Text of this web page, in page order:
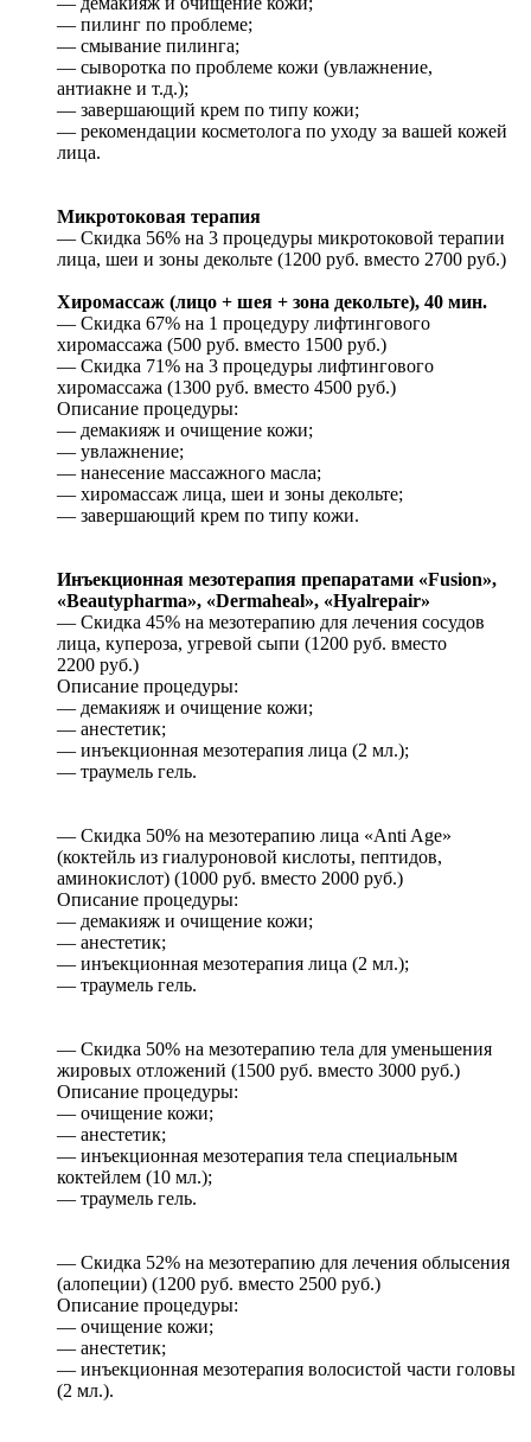
— пилинг по проблеме;
— смывание пилинга;
— сыворотка по проблеме кожи (увлажнение,
антиакне и т.д.);
— завершающий крем по типу кожи;
— рекомендации косметолога по уходу за вашей кожей
лица.
Микротоковая терапия
— Скидка 56% на 3 процедуры микротоковой терапии
лица, шеи и зоны декольте (1200 руб. вместо 2700 руб.)
Хиромассаж (лицо + шея + зона декольте), 40 мин.
— Скидка 67% на 1 процедуру лифтингового
хиромассажа (500 руб. вместо 1500 руб.)
— Скидка 71% на 3 процедуры лифтингового
хиромассажа (1300 руб. вместо 4500 руб.)
Описание процедуры:
— демакияж и очищение кожи;
— увлажнение;
— нанесение массажного масла;
— хиромассаж лица, шеи и зоны декольте;
— завершающий крем по типу кожи.
Инъекционная мезотерапия препаратами «Fusion»,
«Beautypharma», «Dermaheal», «Hyalrepair»
— Скидка 45% на мезотерапию для лечения сосудов
лица, купероза, угревой сыпи (1200 руб. вместо
2200 руб.)
Описание процедуры:
— демакияж и очищение кожи;
— анестетик;
— инъекционная мезотерапия лица (2 мл.);
— траумель гель.
— Скидка 50% на мезотерапию лица «Anti Age»
(коктейль из гиалуроновой кислоты, пептидов,
аминокислот) (1000 руб. вместо 2000 руб.)
Описание процедуры:
— демакияж и очищение кожи;
— анестетик;
— инъекционная мезотерапия лица (2 мл.);
— траумель гель.
— Скидка 50% на мезотерапию тела для уменьшения
жировых отложений (1500 руб. вместо 3000 руб.)
Описание процедуры:
— очищение кожи;
— анестетик;
— инъекционная мезотерапия тела специальным
коктейлем (10 мл.);
— траумель гель.
— Скидка 52% на мезотерапию для лечения облысения
(алопеции) (1200 руб. вместо 2500 руб.)
Описание процедуры:
— очищение кожи;
— анестетик;
— инъекционная мезотерапия волосистой части головы
(2 мл.).